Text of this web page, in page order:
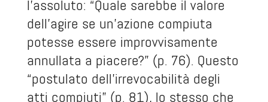
l’assoluto: “Quale sarebbe il valore
dell’agire se un’azione compiuta
potesse essere improvvisamente
annullata a piacere?” (p. 76). Questo
“postulato dell’irrevocabilità degli
atti compiuti” (p. 81), lo stesso che